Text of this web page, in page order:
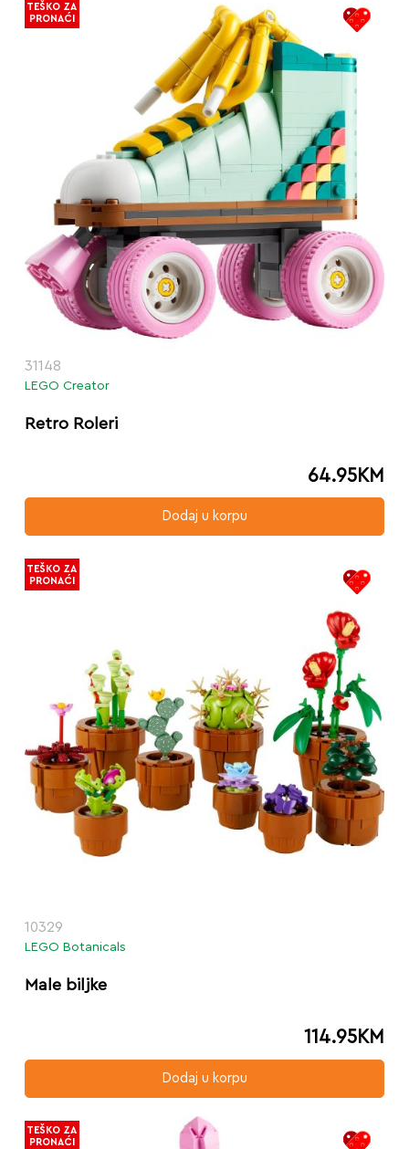
31148
LEGO Creator
Retro Roleri
64.95KM
Dodaj u korpu
TEŠKO ZA
PRONAĆI
10329
LEGO Botanicals
Male biljke
114.95KM
Dodaj u korpu
TEŠKO ZA
PRONAĆI
TEŠKO ZA
PRONAĆI